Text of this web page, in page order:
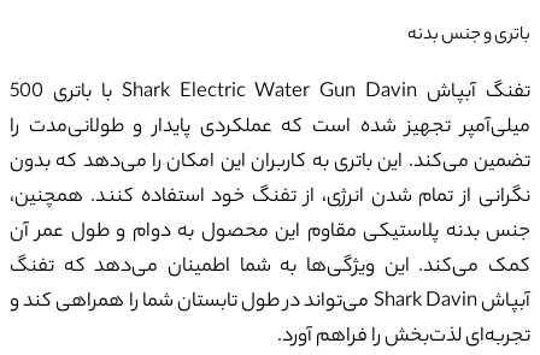
باتری و جنس بدنه
تفنگ آبپاش Shark Electric Water Gun Davin با باتری 500
میلی‌آمپر تجهیز شده است که عملکردی پایدار و طولانی‌مدت را
تضمین می‌کند. این باتری به کاربران این امکان را می‌دهد که بدون
نگرانی از تمام شدن انرژی، از تفنگ خود استفاده کنند. همچنین،
جنس بدنه پلاستیکی مقاوم این محصول به دوام و طول عمر آن
کمک می‌کند. این ویژگی‌ها به شما اطمینان می‌دهد که تفنگ
آبپاش Shark Davin می‌تواند در طول تابستان شما را همراهی کند و
تجربه‌ای لذت‌بخش را فراهم آورد.